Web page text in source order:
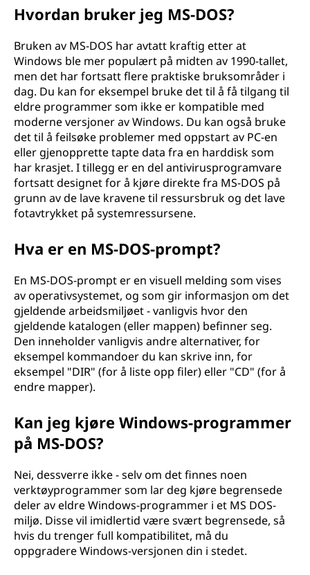
Hvordan bruker jeg MS-DOS?
Bruken av MS-DOS har avtatt kraftig etter at
Windows ble mer populært på midten av 1990-tallet,
men det har fortsatt flere praktiske bruksområder i
dag. Du kan for eksempel bruke det til å få tilgang til
eldre programmer som ikke er kompatible med
moderne versjoner av Windows. Du kan også bruke
det til å feilsøke problemer med oppstart av PC-en
eller gjenopprette tapte data fra en harddisk som
har krasjet. I tillegg er en del antivirusprogramvare
fortsatt designet for å kjøre direkte fra MS-DOS på
grunn av de lave kravene til ressursbruk og det lave
fotavtrykket på systemressursene.
Hva er en MS-DOS-prompt?
En MS-DOS-prompt er en visuell melding som vises
av operativsystemet, og som gir informasjon om det
gjeldende arbeidsmiljøet - vanligvis hvor den
gjeldende katalogen (eller mappen) befinner seg.
Den inneholder vanligvis andre alternativer, for
eksempel kommandoer du kan skrive inn, for
eksempel "DIR" (for å liste opp filer) eller "CD" (for å
endre mapper).
Kan jeg kjøre Windows-programmer
på MS-DOS?
Nei, dessverre ikke - selv om det finnes noen
verktøyprogrammer som lar deg kjøre begrensede
deler av eldre Windows-programmer i et MS DOS-
miljø. Disse vil imidlertid være svært begrensede, så
hvis du trenger full kompatibilitet, må du
oppgradere Windows-versjonen din i stedet.